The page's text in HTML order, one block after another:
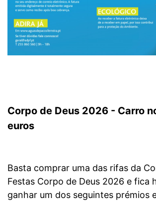
Corpo de Deus 2026 - Carro
euros
Basta comprar uma das rifas da
Festas Corpo de Deus 2026 e fica
ganhar um dos seguintes prémios